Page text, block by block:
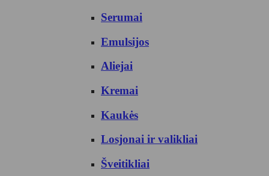
Serumai
Emulsijos
Aliejai
Kremai
Kaukės
Losjonai ir valikliai
Šveitikliai